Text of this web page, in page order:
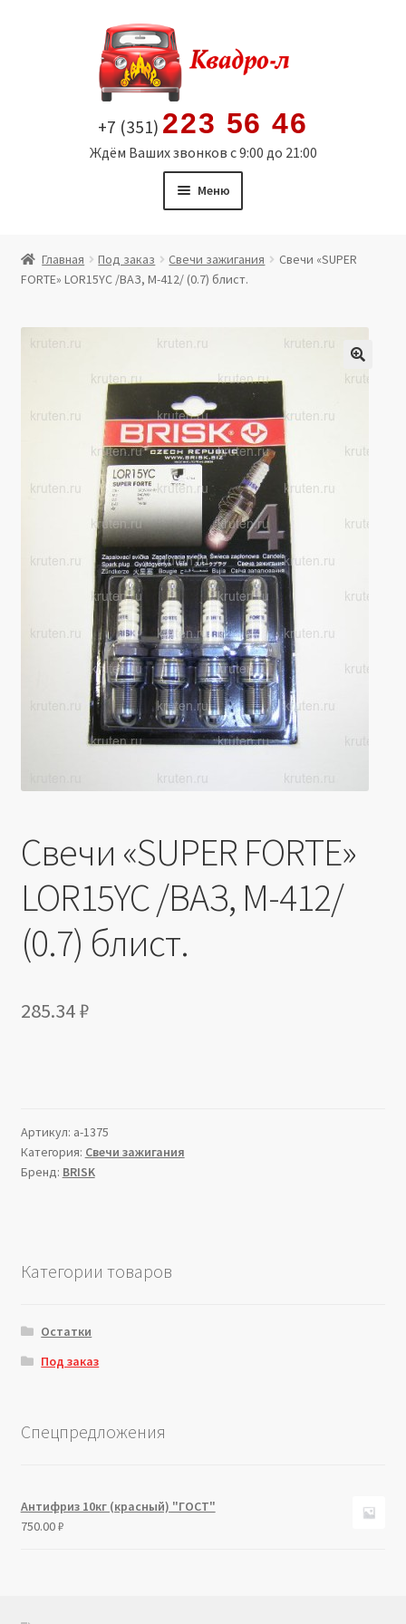
содержимому
+7 (351) 223 56 46
Ждём Ваших звонков с 9:00 до 21:00
Меню
Витрина
Мой аккаунт
Политика в отношении обработки персональных
Производители
Юридические данные
Главная Под заказ Свечи зажигания
Свечи «SUPER
FORTE» LOR15YC /ВАЗ, М-412/ (0.7) блист.
🔍
Свечи «SUPER FORTE»
LOR15YC /ВАЗ, М-412/
(0.7) блист.
285.34₽
Артикул: a-1375
Категория: Свечи зажигания
Бренд: BRISK
Категории товаров
Остатки
Под заказ
Спецпредложения
Антифриз 10кг (красный) "ГОСТ"
750.00₽